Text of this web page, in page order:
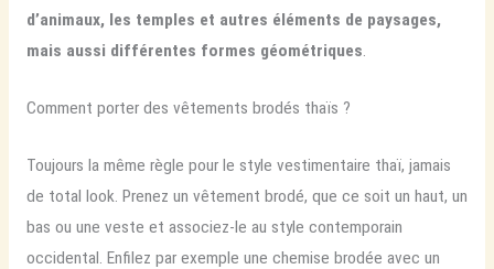
d’animaux, les temples et autres éléments de paysages,
mais aussi différentes formes géométriques.
Comment porter des vêtements brodés thaïs ?
Toujours la même règle pour le style vestimentaire thaï, jamais
de total look. Prenez un vêtement brodé, que ce soit un haut, un
bas ou une veste et associez-le au style contemporain
occidental. Enfilez par exemple une chemise brodée avec un